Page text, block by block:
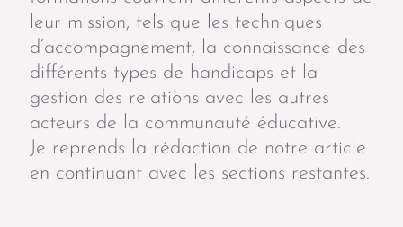
leur mission, tels que les techniques
d’accompagnement, la connaissance des
différents types de handicaps et la
gestion des relations avec les autres
acteurs de la communauté éducative.
Je reprends la rédaction de notre article
en continuant avec les sections restantes.